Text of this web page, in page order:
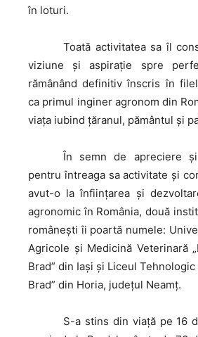
în loturi.
Toată activitatea sa îl
viziune și aspirație spre
rămânând definitiv înscris în
ca primul inginer agronom din
viața iubind ţăranul, pământul şi
În semn de apreciere
pentru întreaga sa activitate și
avut-o la înființarea și
agronomic în România, două
românești îi poartă numele:
Agricole și Medicină Veterinară
Brad” din Iași și Liceul
Brad” din Horia, județul Neamț.
S-a stins din viaţă pe 16